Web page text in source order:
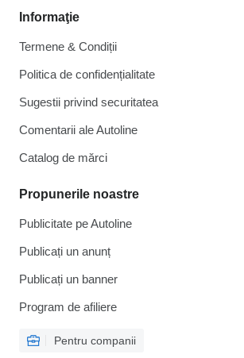
Informaţie
Termene & Condiții
Politica de confidențialitate
Sugestii privind securitatea
Comentarii ale Autoline
Catalog de mărcі
Propunerile noastre
Publicitate pe Autoline
Publicați un anunț
Publicați un banner
Program de afiliere
Pentru companii